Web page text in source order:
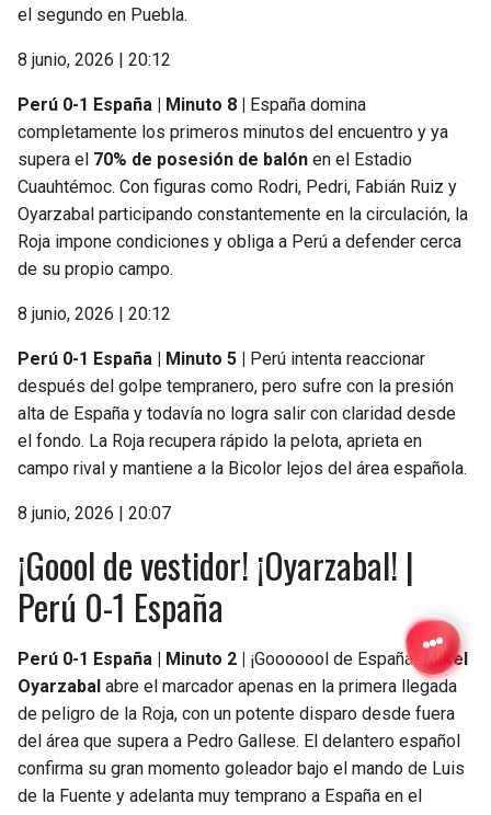
el segundo en Puebla.
8 junio, 2026 | 20:12
Perú 0-1 España | Minuto 8 |
España domina
completamente los primeros minutos del encuentro y ya
supera el 70% de posesión de balón en el Estadio
Cuauhtémoc. Con figuras como Rodri, Pedri, Fabián Ruiz y
Oyarzabal participando constantemente en la circulación, la
Roja impone condiciones y obliga a Perú a defender cerca
de su propio campo.
8 junio, 2026 | 20:12
Perú 0-1 España | Minuto 5 |
Perú intenta reaccionar
después del golpe tempranero, pero sufre con la presión
alta de España y todavía no logra salir con claridad desde
el fondo. La Roja recupera rápido la pelota, aprieta en
campo rival y mantiene a la Bicolor lejos del área española.
8 junio, 2026 | 20:07
¡Goool de vestidor! ¡Oyarzabal! |
Perú 0-1 España
Perú 0-1 España | Minuto 2 | ¡Gooooool de España! Mikel
Oyarzabal abre el marcador apenas en la primera llegada
de peligro de la Roja, con un potente disparo desde fuera
del área que supera a Pedro Gallese. El delantero español
confirma su gran momento goleador bajo el mando de Luis
de la Fuente y adelanta muy temprano a España en el